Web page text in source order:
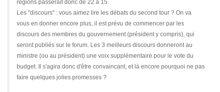
régions passerait donc de 22 à 15.
Les "discours" : vous aimez lire les débats du second tour ? On va
vous en donner encore plus, il est prévu de commencer par les
discours des membres du gouvernement (président y compris), qui
seront publiés sur le forum. Les 3 meilleurs discours donneront au
ministre (ou au président) une voix supplémentaire pour le vote du
budget. Il s'agira donc d'être convaincant, et là encore pourquoi ne pas
faire quelques jolies promesses ?